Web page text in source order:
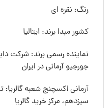
رنگ: نقره ای
کشور مبدا برند: ایتالیا
نماینده رسمی برند: شرکت
جورجیو آرمانی در ایران
آرمانی اکسچنج شعبه گالریا:
سیزدهم، مرکز خرید گالریا